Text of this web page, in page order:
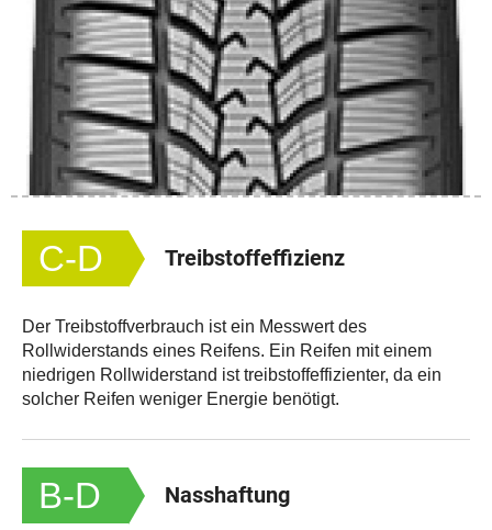
C-D Treibstoffeffizienz
Der Treibstoffverbrauch ist ein Messwert des
Rollwiderstands eines Reifens. Ein Reifen mit einem
niedrigen Rollwiderstand ist treibstoffeffizienter, da ein
solcher Reifen weniger Energie benötigt.
B-D Nasshaftung